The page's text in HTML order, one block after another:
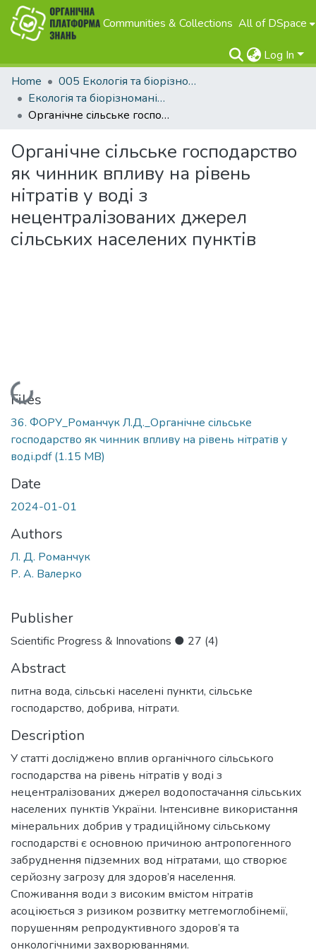
Communities & Collections All of DSpace
Log In
Home
005 Екологія та біорізноманіття
Екологія та біорізноманіття
Органічне сільське господарство як чинник впливу на рівень нітратів у воді з нецентралізованих джерел сільських населених пунктів
Органічне сільське господарство
як чинник впливу на рівень
нітратів у воді з
нецентралізованих джерел
сільських населених пунктів
Loading...
Files
36. ФОРУ_Романчук Л.Д._Органічне сільське
господарство як чинник впливу на рівень нітратів у
воді.pdf(1.15 MB)
Date
2024-01-01
Authors
Л. Д. Романчук
Р. А. Валерко
Publisher
Scientific Progress & Innovations ● 27 (4)
Abstract
питна вода, сільські населені пункти, сільське
господарство, добрива, нітрати.
Description
У статті досліджено вплив органічного сільського
господарства на рівень нітратів у воді з
нецентралізованих джерел водопостачання сільських
населених пунктів України. Інтенсивне використання
мінеральних добрив у традиційному сільському
господарстві є основною причиною антропогенного
забруднення підземних вод нітратами, що створює
серйозну загрозу для здоров’я населення.
Споживання води з високим вмістом нітратів
асоціюється з ризиком розвитку метгемоглобінемії,
порушенням репродуктивного здоров’я та
онкологічними захворюваннями.